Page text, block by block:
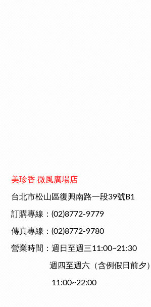
美珍香 微風廣場店
台北市松山區復興南路一段39號B1
訂購專線：(02)8772-9779
傳真專線：(02)8772-9780
營業時間：週日至週三11:00~21:30
週 四至週六（含例假日前夕）
11:00~22:00